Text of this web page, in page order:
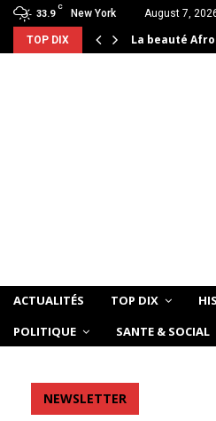
33.9
C
New York August 7,
TOP DIX La beauté
ACTUALITÉS TOP DIX
POLITIQUE
SANTE & SOCIAL
NEWSLETTER